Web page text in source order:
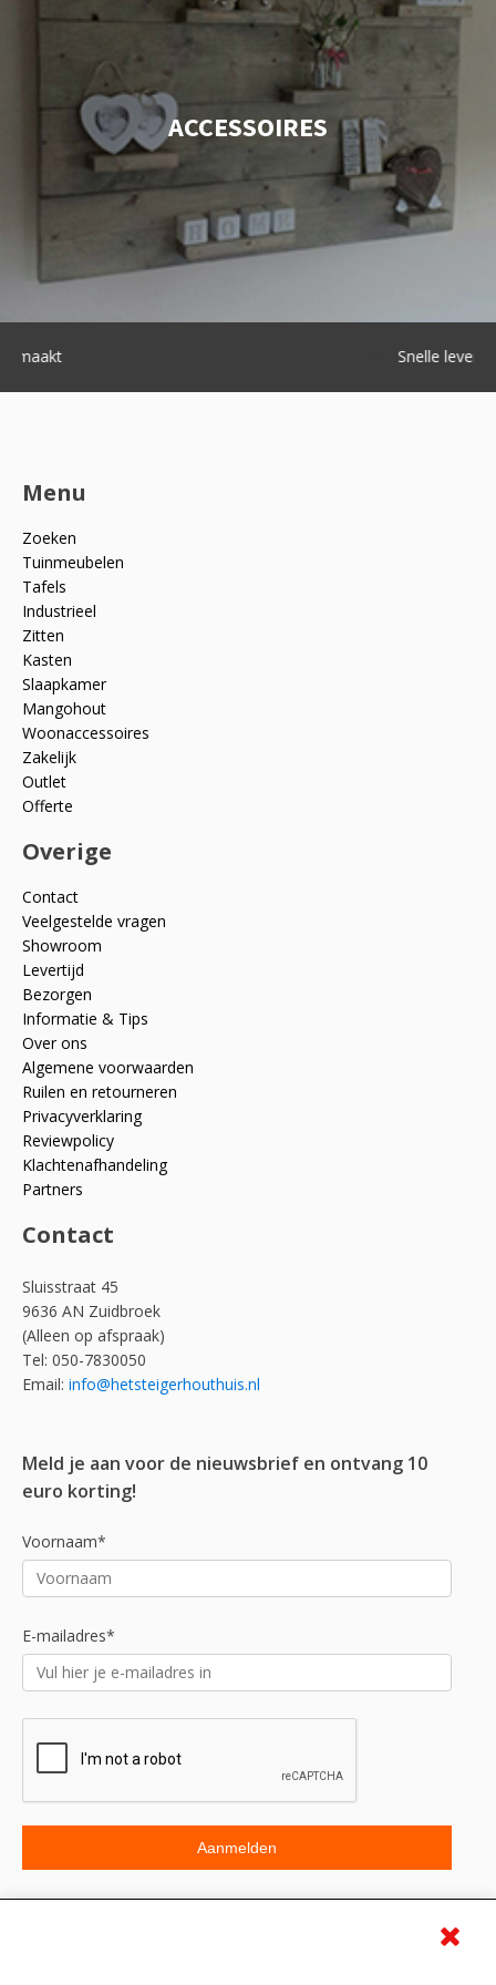
ACCESSOIRES
Menu
Zoeken
Tuinmeubelen
Tafels
Industrieel
Zitten
Kasten
Slaapkamer
Mangohout
Woonaccessoires
Zakelijk
Outlet
Offerte
Overige
Contact
Veelgestelde vragen
Showroom
Levertijd
Bezorgen
Informatie & Tips
Over ons
Algemene voorwaarden
Ruilen en retourneren
Privacyverklaring
Reviewpolicy
Klachtenafhandeling
Partners
Contact
Sluisstraat 45
9636 AN Zuidbroek
(Alleen op afspraak)
Tel: 050-7830050
Email: info@hetsteigerhouthuis.nl
Meld je aan voor de nieuwsbrief en ontvang 10
euro korting!
Voornaam*
E-mailadres*